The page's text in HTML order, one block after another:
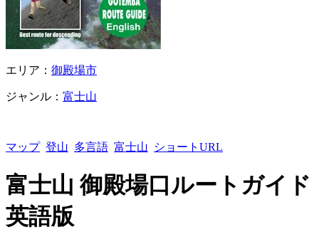
エリア： 御殿場市
ジャンル： 富士山
マップ 登山 多言語 富士山 ショートURL
富士山 御殿場口ルートガイド
英語版